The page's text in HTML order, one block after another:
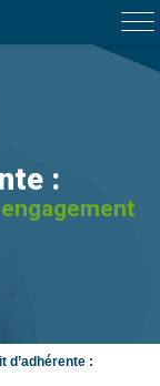
:
d’adhérente :